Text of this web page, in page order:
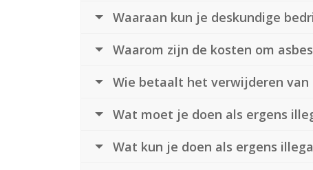
Waaraan kun je deskundige
Waarom zijn de kosten om
Wie betaalt het verwijderen van
Wat moet je doen als ergens
Wat kun je doen als ergens